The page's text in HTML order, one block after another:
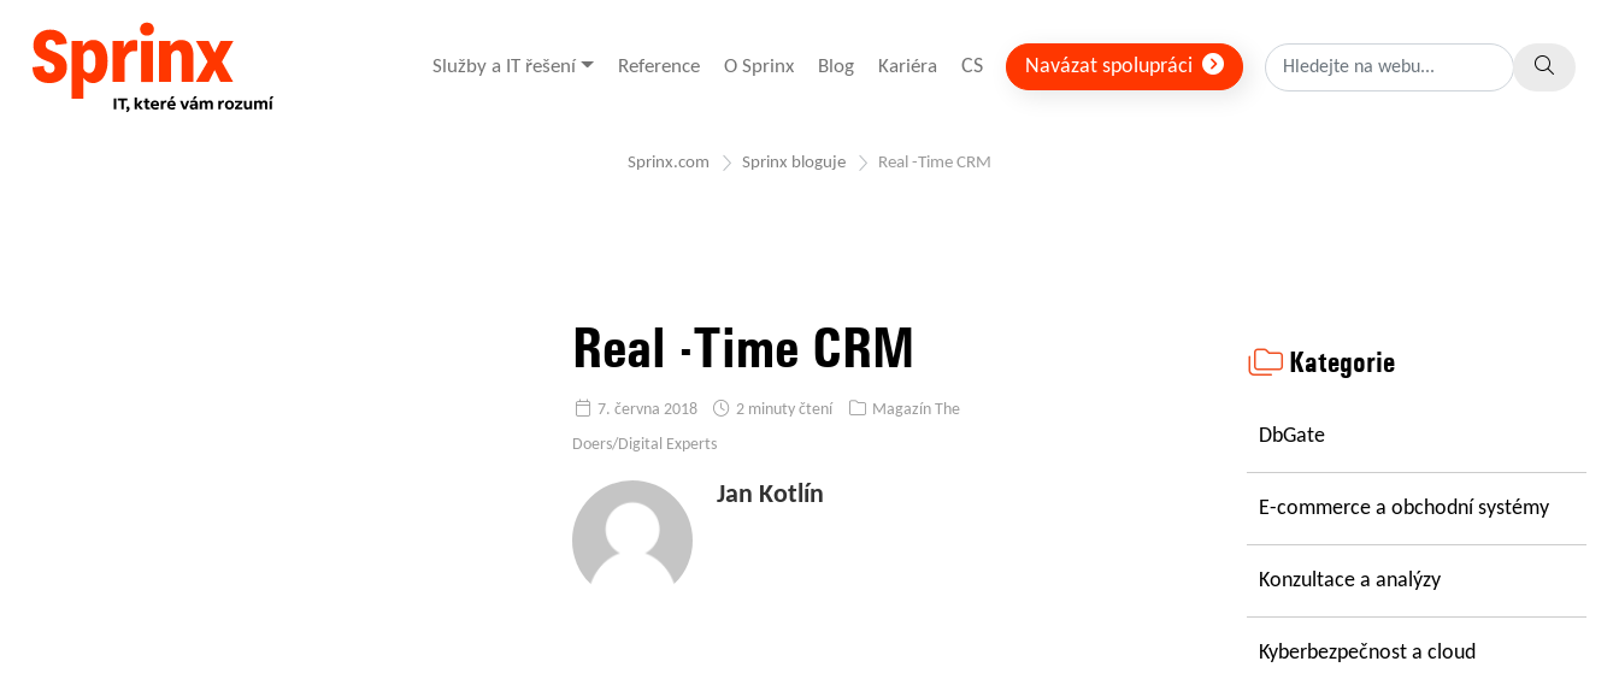
Služby a IT řešení Reference O Sprinx Blog Kariéra CS Navázat spolupráci
Sprinx.com Sprinx bloguje Real -Time CRM
Real -Time CRM
7. června 2018 2 minuty čtení
Magazín The
Doers/Digital Experts
Jan Kotlín
Kategorie
DbGate
E-commerce a obchodní systémy
Konzultace a analýzy
Kyberbezpečnost a cloud